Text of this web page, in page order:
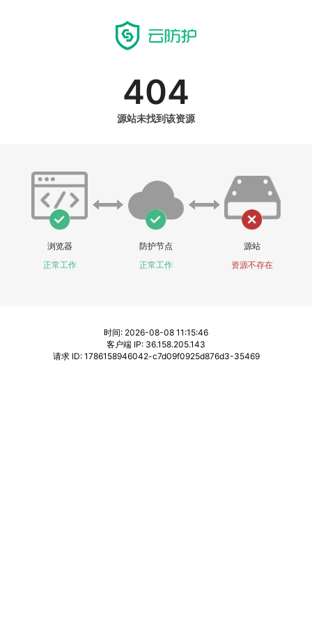
404
源站未找到该资源
浏览器
正常工作
防护节点
正常工作
源站
资源不存在
时间: 2026-08-08 11:15:46
客户端 IP: 36.158.205.143
请求 ID: 1786158946042-c7d09f0925d876d3-35469